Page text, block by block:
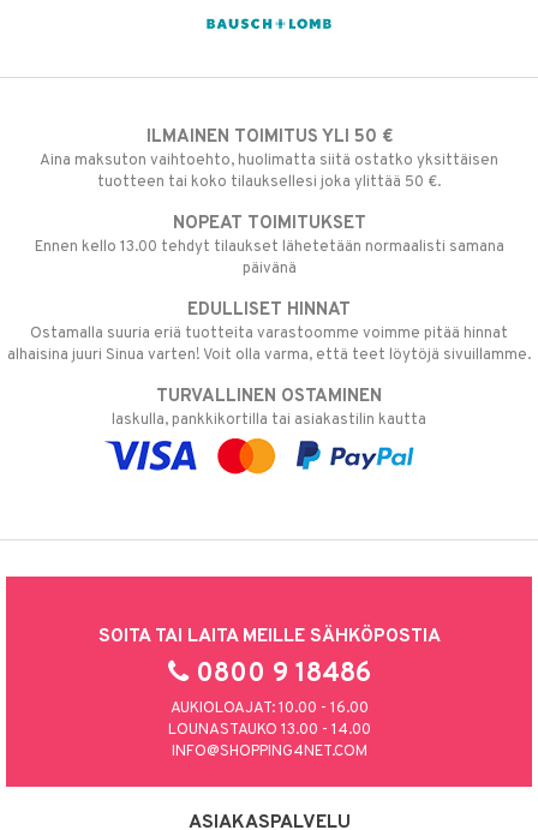
ILMAINEN TOIMITUS YLI 50 €
Aina maksuton vaihtoehto, huolimatta siitä ostatko yksittäisen
tuotteen tai koko tilauksellesi joka ylittää 50 €.
NOPEAT TOIMITUKSET
Ennen kello 13.00 tehdyt tilaukset lähetetään normaalisti samana
päivänä
EDULLISET HINNAT
Ostamalla suuria eriä tuotteita varastoomme voimme pitää hinnat
alhaisina juuri Sinua varten! Voit olla varma, että teet löytöjä sivuillamme.
TURVALLINEN OSTAMINEN
laskulla, pankkikortilla tai asiakastilin kautta
SOITA TAI LAITA MEILLE SÄHKÖPOSTIA
0800 9 18486
AUKIOLOAJAT: 10.00 - 16.00
LOUNASTAUKO 13.00 - 14.00
INFO@SHOPPING4NET.COM
ASIAKASPALVELU